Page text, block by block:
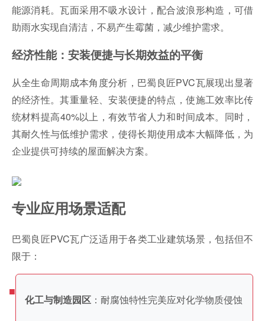
能源消耗。瓦面采用不吸水设计，配合波浪形构造，可借
助雨水实现自清洁，不易产生霉菌，减少维护需求。
经济性能：安装便捷与长期效益的平衡
从全生命周期成本角度分析，巴蜀良匠PVC瓦展现出显著
的经济性。其重量轻、安装便捷的特点，使施工效率比传
统材料提高40%以上，有效节省人力和时间成本。同时，
其耐久性与低维护需求，使得长期使用成本大幅降低，为
企业提供可持续的屋面解决方案。
专业应用场景适配
巴蜀良匠PVC瓦广泛适用于各类工业建筑场景，包括但不
限于：
化工与制造园区：耐腐蚀特性完美应对化学物质侵蚀